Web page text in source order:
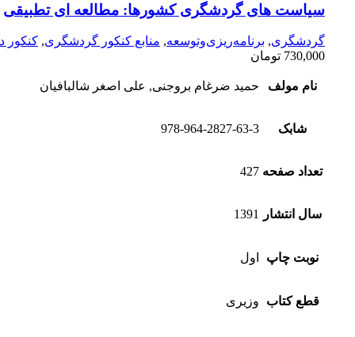
سیاست های گردشگری کشورها: مطالعه ای تطبیقی
گردشگری, برنامه‌ریزی‌وتوسعه, منابع کنکور گردشگری, کنکور
730,000 تومان
نام مولف حمید ضرغام بروجنی, علی اصغر شالبافیان
شابک 978-964-2827-63-3
تعداد صفحه 427
سال انتشار 1391
نوبت چاپ اول
قطع کتاب وزیری